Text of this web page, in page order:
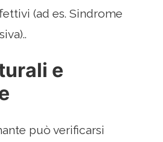
(ad es. Sindrome
e
può verificarsi